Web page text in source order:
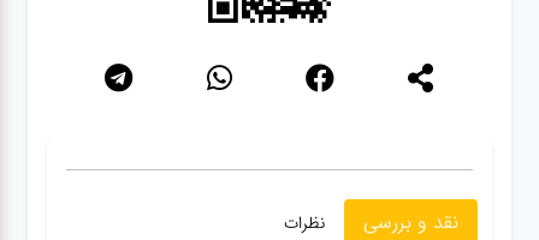
نقد و بررسی نظرات